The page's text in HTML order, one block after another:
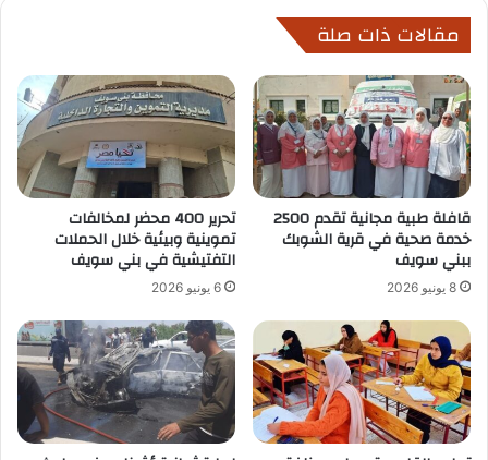
مقالات ذات صلة
قافلة طبية مجانية تقدم 2500
خدمة صحية في قرية الشوبك
ببني سويف
8 يونيو 2026
تحرير 400 محضر لمخالفات
تموينية وبيئية خلال الحملات
التفتيشية في بني سويف
6 يونيو 2026